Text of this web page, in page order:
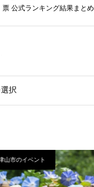
票 公式ランキング結果まとめ
東広島市